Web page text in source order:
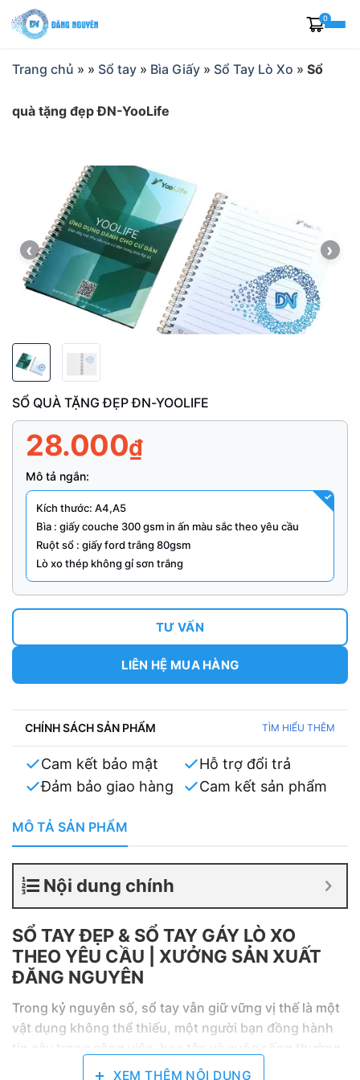
Skip
to
0
Trang chủ » » Sổ tay » Bìa Giấy » Sổ Tay Lò Xo » Sổ
quà tặng đẹp ĐN-YooLife
‹ ›
SỔ QUÀ TẶNG ĐẸP ĐN-YOOLIFE
28.000₫
Mô tả ngắn:
Kích thước: A4,A5
Bìa : giấy couche 300 gsm in ấn màu sắc theo yêu cầu
Ruột sổ : giấy ford trắng 80gsm
Lò xo thép không gỉ sơn trắng
TƯ VẤN
LIÊN HỆ MUA HÀNG
CHÍNH SÁCH SẢN PHẨM TÌM HIỂU THÊM
Cam kết bảo mật
Hỗ trợ đổi trả
Đảm bảo giao hàng
Cam kết sản phẩm
MÔ TẢ SẢN PHẨM
Nội dung chính
SỔ TAY ĐẸP & SỔ TAY GÁY LÒ XO
THEO YÊU CẦU | XƯỞNG SẢN XUẤT
ĐĂNG NGUYÊN
Trong kỷ nguyên số, sổ tay vẫn giữ vững vị thế là một
vật dụng không thể thiếu, một người bạn đồng hành
tin cậy trong công việc, học tập và cuộc sống thường
ngày. Từ việc ghi chú nhanh ý tưởng, lập kế hoạch
XEM THÊM NỘI DUNG